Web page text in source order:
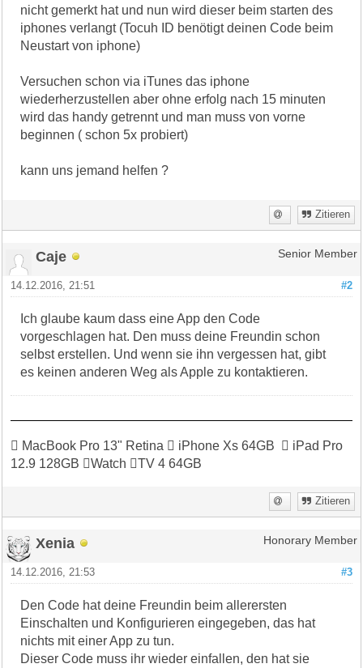
nicht gemerkt hat und nun wird dieser beim starten des
iphones verlangt (Tocuh ID benötigt deinen Code beim
Neustart von iphone)
Versuchen schon via iTunes das iphone
wiederherzustellen aber ohne erfolg nach 15 minuten
wird das handy getrennt und man muss von vorne
beginnen ( schon 5x probiert)
kann uns jemand helfen ?
Zitieren
Caje Senior Member
#2
14.12.2016, 21:51
Ich glaube kaum dass eine App den Code
vorgeschlagen hat. Den muss deine Freundin schon
selbst erstellen. Und wenn sie ihn vergessen hat, gibt
es keinen anderen Weg als Apple zu kontaktieren.
 MacBook Pro 13" Retina  iPhone Xs 64GB  iPad Pro
12.9 128GB Watch TV 4 64GB
Zitieren
Xenia Honorary Member
#3
14.12.2016, 21:53
Den Code hat deine Freundin beim allerersten
Einschalten und Konfigurieren eingegeben, das hat
nichts mit einer App zu tun.
Dieser Code muss ihr wieder einfallen, den hat sie